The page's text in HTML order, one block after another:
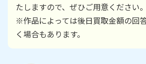
たしますので、ぜひご用意ください。
※作品によっては後日買取金額の回
く場合もあります。